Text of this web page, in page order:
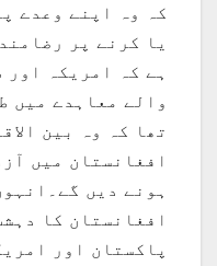
کہ وہ اپنے وعدے
یا کرنے پر
ہے کہ امریکہ
والے معاہدے میں
تھا کہ وہ بین
افغانستان میں
ہونے دیں
افغانستان کا
پاکستان اور